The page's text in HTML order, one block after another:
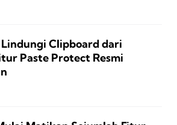
Clipboard dari
Paste Protect Resmi